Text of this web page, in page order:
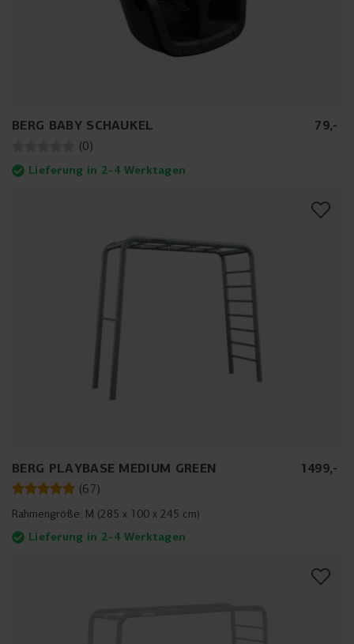
BERG BABY SCHAUKEL 79,-
(0)
Lieferung in 2–4 Werktagen
BERG PLAYBASE MEDIUM GREEN 1499,-
(67)
Rahmengröße: M (285 x 100 x 245 cm)
Lieferung in 2–4 Werktagen